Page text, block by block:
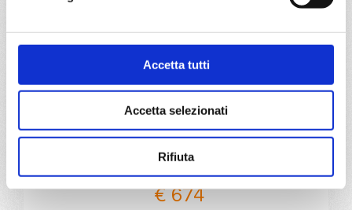
Accetta tutti
Accetta selezionati
Rifiuta
Sao paulo (santos), Camboriu, Punta Del Este, Buenos
07/03/2027
€ 674
€ 674